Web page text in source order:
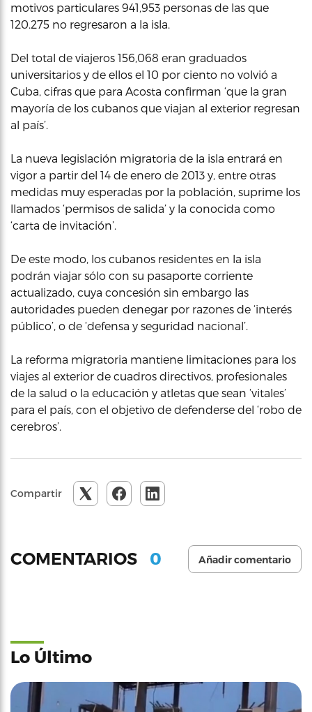
motivos particulares 941,953 personas de las que
120.275 no regresaron a la isla.
Del total de viajeros 156,068 eran graduados
universitarios y de ellos el 10 por ciento no volvió a
Cuba, cifras que para Acosta confirman ‘que la gran
mayoría de los cubanos que viajan al exterior regresan
al país’.
La nueva legislación migratoria de la isla entrará en
vigor a partir del 14 de enero de 2013 y, entre otras
medidas muy esperadas por la población, suprime los
llamados ‘permisos de salida’ y la conocida como
‘carta de invitación’.
De este modo, los cubanos residentes en la isla
podrán viajar sólo con su pasaporte corriente
actualizado, cuya concesión sin embargo las
autoridades pueden denegar por razones de ‘interés
público’, o de ‘defensa y seguridad nacional’.
La reforma migratoria mantiene limitaciones para los
viajes al exterior de cuadros directivos, profesionales
de la salud o la educación y atletas que sean ‘vitales’
para el país, con el objetivo de defenderse del ‘robo de
cerebros’.
Compartir
COMENTARIOS 0 Añadir comentario
Lo Último